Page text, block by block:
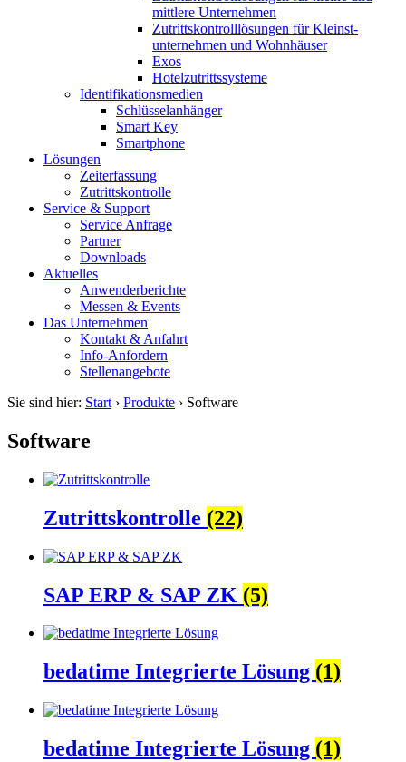
mittlere Unternehmen
Zutrittskontroll­lösungen für Kleinst­
unternehmen und Wohnhäuser
Exos
Hotelzutrittssysteme
Identifikations­medien
Schlüsselanhänger
Smart Key
Smartphone
Lösungen
Zeiterfassung
Zutrittskontrolle
Service & Support
Service Anfrage
Partner
Downloads
Aktuelles
Anwenderberichte
Messen & Events
Das Unternehmen
Kontakt & Anfahrt
Info-Anfordern
Stellenangebote
Sie sind hier: Start › Produkte › Software
Software
Zutrittskontrolle (22)
SAP ERP & SAP ZK (5)
bedatime Integrierte Lösung (1)
bedatime Integrierte Lösung (1)